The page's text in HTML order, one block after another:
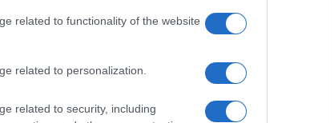
related to functionality of the website
related to personalization.
related to security, including
az amerikai segélyeket mindaddig, amíg
az ilyen kifizetéseket.
a bankokszerepe. A The Jerusalem Post
szerint a Bank of Palestine – amely az